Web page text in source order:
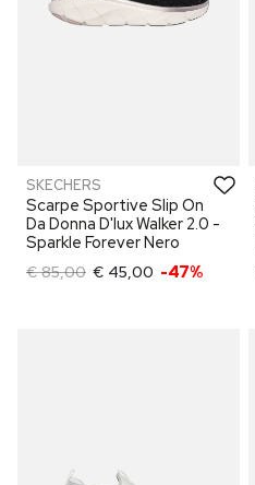
SKECHERS
Scarpe Sportive Slip On
Da Donna D'lux Walker 2.0 -
Sparkle Forever Nero
€ 85,00 € 45,00 -47%